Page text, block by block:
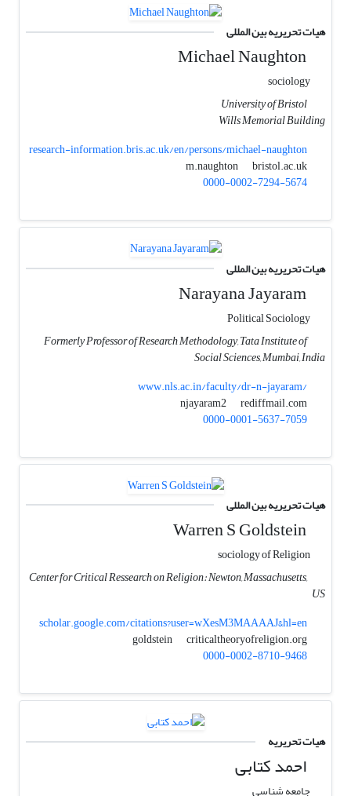
هیات تحریریه بین المللی
Michael Naughton
sociology
University of Bristol
Wills Memorial Building
research-information.bris.ac.uk/en/persons/michael-naughton
m.naughton
bristol.ac.uk
0000-0002-7294-5674
هیات تحریریه بین المللی
Narayana Jayaram
Political Sociology
Formerly Professor of Research Methodology, Tata Institute of
Social Sciences, Mumbai, India
www.nls.ac.in/faculty/dr-n-jayaram/
njayaram2
rediffmail.com
0000-0001-5637-7059
هیات تحریریه بین المللی
Warren S Goldstein
sociology of Religion
Center for Critical Ressearch on Religion: Newton, Massachusetts,
US
scholar.google.com/citations?user=wXesM3MAAAAJ&hl=en
goldstein
criticaltheoryofreligion.org
0000-0002-8710-9468
هیات تحریریه
احمد کتابی
جامعه شناسی